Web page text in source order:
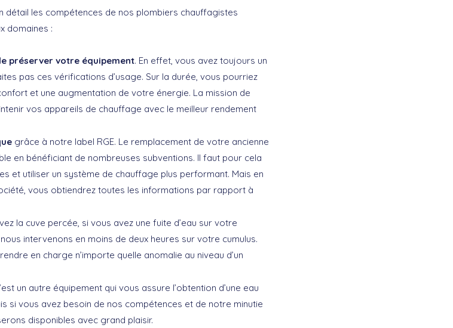
détail les compétences de nos plombiers chauffagistes
domaines :
préserver votre équipement. En effet, vous avez toujours un
pas ces vérifications d’usage. Sur la durée, vous pourriez
et une augmentation de votre énergie. La mission de
vos appareils de chauffage avec le meilleur rendement
grâce à notre label RGE. Le remplacement de votre ancienne
en bénéficiant de nombreuses subventions. Il faut pour cela
et utiliser un système de chauffage plus performant. Mais en
vous obtiendrez toutes les informations par rapport à
la cuve percée, si vous avez une fuite d’eau sur votre
intervenons en moins de deux heures sur votre cumulus.
en charge n’importe quelle anomalie au niveau d’un
un autre équipement qui vous assure l’obtention d’une eau
si vous avez besoin de nos compétences et de notre minutie
disponibles avec grand plaisir.